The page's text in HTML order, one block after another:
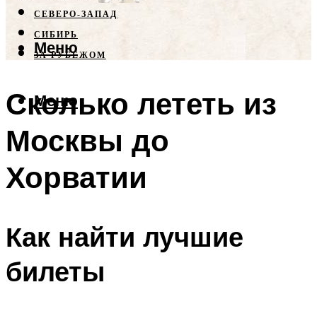
СЕВЕРО-ЗАПАД
СИБИРЬ
ЗА РУБЕЖОМ
Меню
Меню
Сколько лететь из
Москвы до
Хорватии
Как найти лучшие
билеты